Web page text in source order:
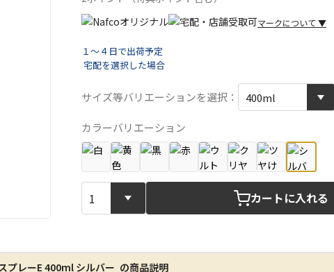
マークについて ▼
店舗のみで受取できる商品です（宅配便でのお届
※同時購入の商品は、全て同じ店舗での受取とな
特定の店舗のみで受取ができる商品です（宅配便
※同時購入の商品は、全て同じ店舗での受取とな
けてお買い求めください
１～４日で出荷予定
宅配を選択した場合
サイズ等バリエーションを選択：
カラーバリエーション
カートに入れる
プレーE 400ml シルバー の商品説明